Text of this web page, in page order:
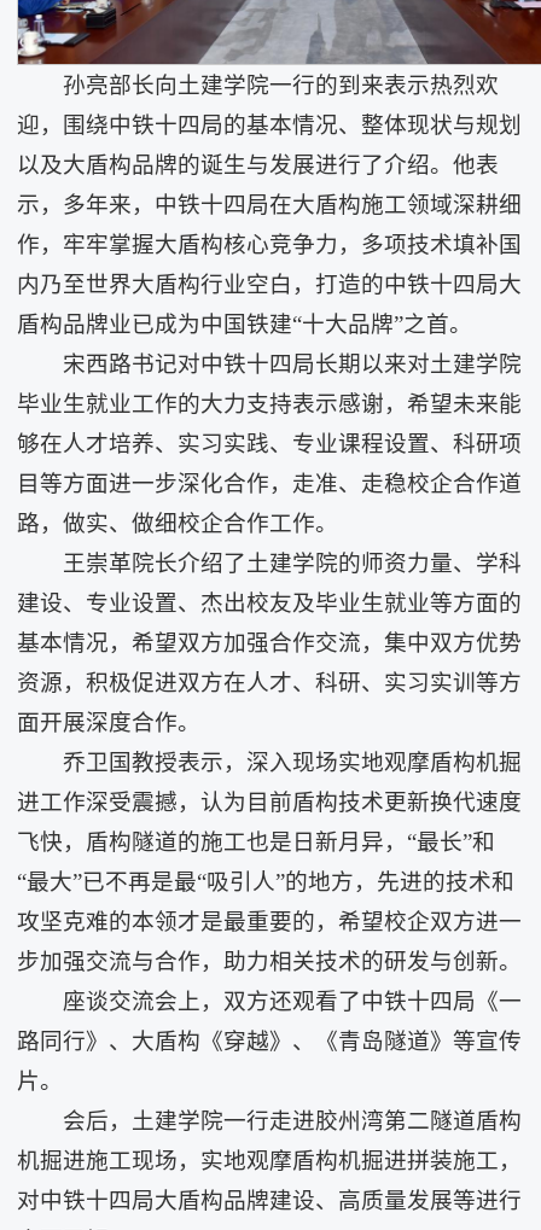
孙亮部长向土建学院一行的到来表示热烈欢
迎，围绕中铁十四局的基本情况、整体现状与规划
以及大盾构品牌的诞生与发展进行了介绍。他表
示，多年来，中铁十四局在大盾构施工领域深耕细
作，牢牢掌握大盾构核心竞争力，多项技术填补国
内乃至世界大盾构行业空白，打造的中铁十四局大
盾构品牌业已成为中国铁建“十大品牌”之首。
宋西路书记对中铁十四局长期以来对土建学院
毕业生就业工作的大力支持表示感谢，希望未来能
够在人才培养、实习实践、专业课程设置、科研项
目等方面进一步深化合作，走准、走稳校企合作道
路，做实、做细校企合作工作。
王崇革院长介绍了土建学院的师资力量、学科
建设、专业设置、杰出校友及毕业生就业等方面的
基本情况，希望双方加强合作交流，集中双方优势
资源，积极促进双方在人才、科研、实习实训等方
面开展深度合作。
乔卫国教授表示，深入现场实地观摩盾构机掘
进工作深受震撼，认为目前盾构技术更新换代速度
飞快，盾构隧道的施工也是日新月异，“最长”和
“最大”已不再是最“吸引人”的地方，先进的技术和
攻坚克难的本领才是最重要的，希望校企双方进一
步加强交流与合作，助力相关技术的研发与创新。
座谈交流会上，双方还观看了中铁十四局《一
路同行》、大盾构《穿越》、《青岛隧道》等宣传
片。
会后，土建学院一行走进胶州湾第二隧道盾构
机掘进施工现场，实地观摩盾构机掘进拼装施工，
对中铁十四局大盾构品牌建设、高质量发展等进行